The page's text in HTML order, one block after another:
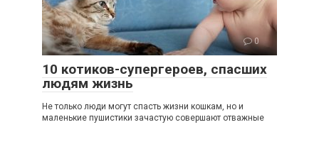
0
10 котиков-супергероев, спасших
людям жизнь
Не только люди могут спасть жизни кошкам, но и
маленькие пушистики зачастую совершают отважные